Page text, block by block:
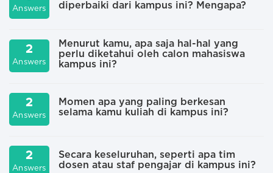
Answers
diperbaiki dari kampus ini? Mengapa?
2
Answers
Menurut kamu, apa saja hal-hal yang
perlu diketahui oleh calon mahasiswa
kampus ini?
2
Answers
Momen apa yang paling berkesan
selama kamu kuliah di kampus ini?
2
Answers
Secara keseluruhan, seperti apa tim
dosen atau staf pengajar di kampus ini?